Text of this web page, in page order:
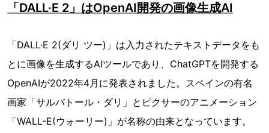
「DALL·E 2」はOpenAI開発の画像生成AI
「DALL·E 2(ダリ ツー)」は入力されたテキストデータをも
とに画像を生成するAIツールであり、ChatGPTを開発する
OpenAIが2022年4月に発表されました。スペインの有名
画家「サルバトール・ダリ」とピクサーのアニメーション
「WALL-E(ウォーリー)」が名称の由来となっています。